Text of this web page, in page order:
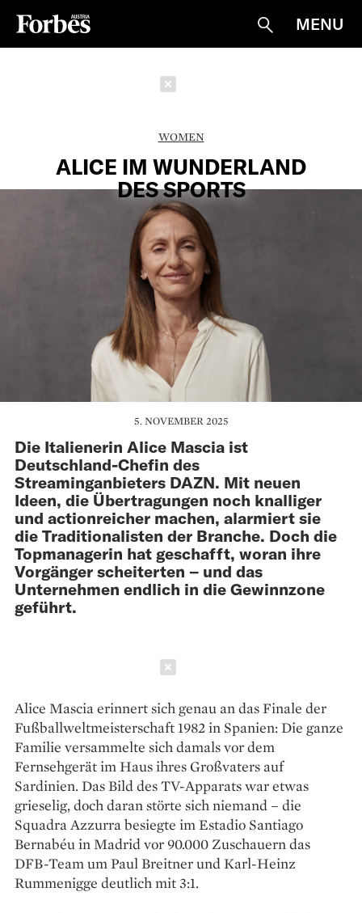
Suche
MENU
WOMEN
ALICE IM WUNDERLAND
DES SPORTS
5. NOVEMBER 2025
Die Italienerin Alice Mascia ist
Deutschland-Chefin des
Streaminganbieters DAZN. Mit neuen
Ideen, die Übertragungen noch knalliger
und actionreicher machen, alarmiert sie
die Traditionalisten der Branche. Doch die
Topmanagerin hat geschafft, woran ihre
Vorgänger scheiterten – und das
Unternehmen endlich in die Gewinnzone
geführt.
Alice Mascia erinnert sich genau an das Finale der
Fußballweltmeisterschaft 1982 in Spanien: Die ganze
Familie versammelte sich damals vor dem
Fernsehgerät im Haus ihres Großvaters auf
Sardinien. Das Bild des TV-Apparats war etwas
grieselig, doch daran störte sich niemand – die
Squadra Azzurra besiegte im Estadio Santiago
Bernabéu in Madrid vor 90.000 Zuschauern das
DFB-Team um Paul Breitner und Karl-Heinz
Rummenigge deutlich mit 3:1.